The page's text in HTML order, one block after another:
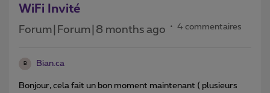
WiFi Invité
Forum|Forum|8 months ago 4 commentaires
B Bian.ca
Bonjour, cela fait un bon moment maintenant ( plusieurs